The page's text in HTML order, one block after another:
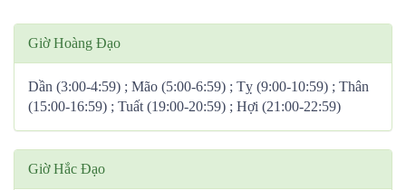
Giờ Hoàng Đạo
Dần (3:00-4:59) ; Mão (5:00-6:59) ; Tỵ (9:00-10:59) ; Thân
(15:00-16:59) ; Tuất (19:00-20:59) ; Hợi (21:00-22:59)
Giờ Hắc Đạo